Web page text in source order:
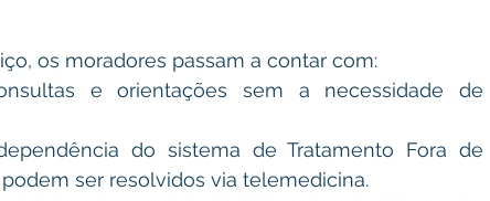
os moradores passam a contar com:
e orientações sem a necessidade de
do sistema de Tratamento Fora de
ser resolvidos via telemedicina.